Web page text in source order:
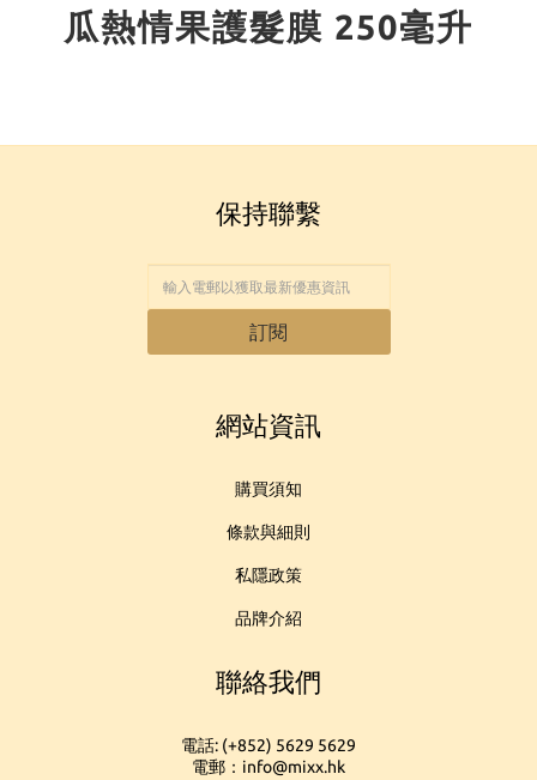
瓜熱情果護髮膜 250毫升
保持聯繫
訂閱
網站資訊
購買須知
條款與細則
私隱政策
品牌介紹
聯絡我們
電話: (+852) 5629 5629
電郵：info@mixx.hk